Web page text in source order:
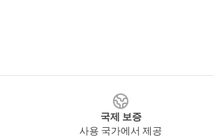
국제 보증
사용 국가에서 제공